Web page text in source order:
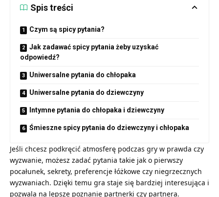
Spis treści
Czym są spicy pytania?
Jak zadawać spicy pytania żeby uzyskać
odpowiedź?
Uniwersalne pytania do chłopaka
Uniwersalne pytania do dziewczyny
Intymne pytania do chłopaka i dziewczyny
Śmieszne spicy pytania do dziewczyny i chłopaka
Jeśli chcesz podkręcić atmosferę podczas gry w prawda czy
wyzwanie, możesz zadać pytania takie jak o pierwszy
pocałunek, sekrety, preferencje łóżkowe czy niegrzecznych
wyzwaniach. Dzięki temu gra staje się bardziej interesująca i
pozwala na lepsze poznanie partnerki czy partnera.